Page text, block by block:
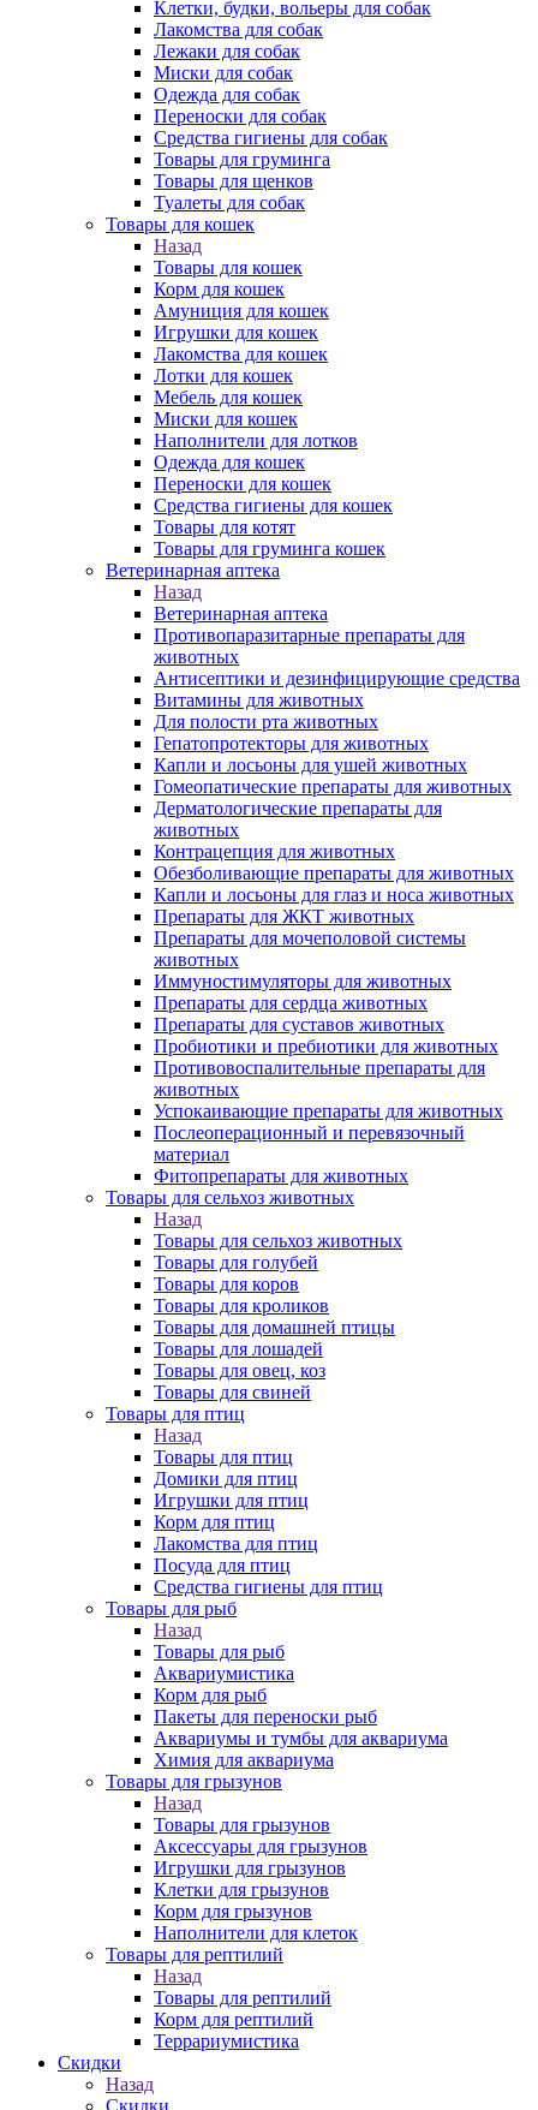
Клетки, будки, вольеры для собак
Лакомства для собак
Лежаки для собак
Миски для собак
Одежда для собак
Переноски для собак
Средства гигиены для собак
Товары для груминга
Товары для щенков
Туалеты для собак
Товары для кошек
Назад
Товары для кошек
Корм для кошек
Амуниция для кошек
Игрушки для кошек
Лакомства для кошек
Лотки для кошек
Мебель для кошек
Миски для кошек
Наполнители для лотков
Одежда для кошек
Переноски для кошек
Средства гигиены для кошек
Товары для котят
Товары для груминга кошек
Ветеринарная аптека
Назад
Ветеринарная аптека
Противопаразитарные препараты для
животных
Антисептики и дезинфицирующие средства
Витамины для животных
Для полости рта животных
Гепатопротекторы для животных
Капли и лосьоны для ушей животных
Гомеопатические препараты для животных
Дерматологические препараты для
животных
Контрацепция для животных
Обезболивающие препараты для животных
Капли и лосьоны для глаз и носа животных
Препараты для ЖКТ животных
Препараты для мочеполовой системы
животных
Иммуностимуляторы для животных
Препараты для сердца животных
Препараты для суставов животных
Пробиотики и пребиотики для животных
Противовоспалительные препараты для
животных
Успокаивающие препараты для животных
Послеоперационный и перевязочный
материал
Фитопрепараты для животных
Товары для сельхоз животных
Назад
Товары для сельхоз животных
Товары для голубей
Товары для коров
Товары для кроликов
Товары для домашней птицы
Товары для лошадей
Товары для овец, коз
Товары для свиней
Товары для птиц
Назад
Товары для птиц
Домики для птиц
Игрушки для птиц
Корм для птиц
Лакомства для птиц
Посуда для птиц
Средства гигиены для птиц
Товары для рыб
Назад
Товары для рыб
Аквариумистика
Корм для рыб
Пакеты для переноски рыб
Аквариумы и тумбы для аквариума
Химия для аквариума
Товары для грызунов
Назад
Товары для грызунов
Аксессуары для грызунов
Игрушки для грызунов
Клетки для грызунов
Корм для грызунов
Наполнители для клеток
Товары для рептилий
Назад
Товары для рептилий
Корм для рептилий
Террариумистика
Скидки
Назад
Скидки